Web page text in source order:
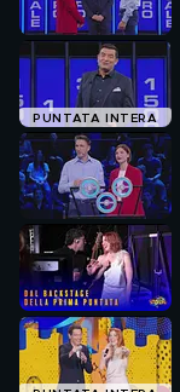
PUNTATA INTERA